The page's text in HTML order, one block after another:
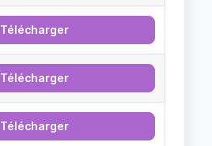
Télécharger
Télécharger
Télécharger